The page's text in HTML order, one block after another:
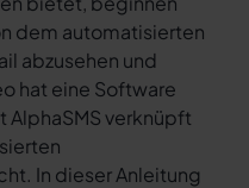
dem automatisierten
abzusehen und
hat eine Software
verknüpft
In dieser Anleitung